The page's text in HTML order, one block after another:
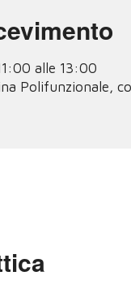
alle 13:00
Polifunzionale,